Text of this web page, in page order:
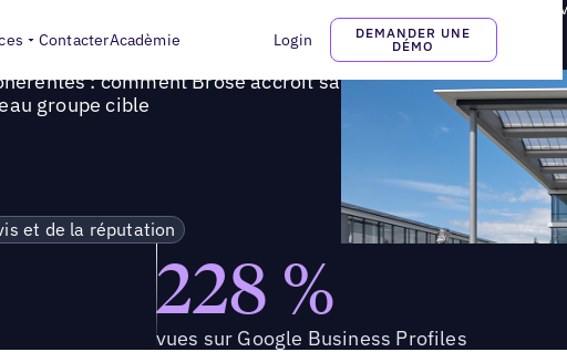
ContacterAcadèmie Login
DEMANDER UNE
DÉMO
cohérentes : comment Brose accroît sa visibilité en ligne et atteint un
: comment Brose accroît sa
groupe cible
et de la réputation
228 %
vues sur Google Business Profiles